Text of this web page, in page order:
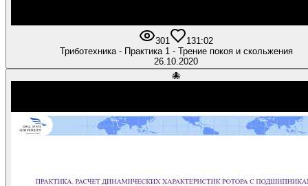
301 131:02
Триботехника - Практика 1 - Трение покоя и скольжения
26.10.2020
🐙